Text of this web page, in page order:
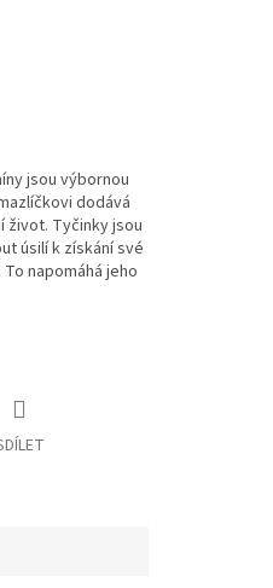
jsou výbornou
dodává
život. Tyčinky jsou
úsilí k získání své
napomáhá jeho